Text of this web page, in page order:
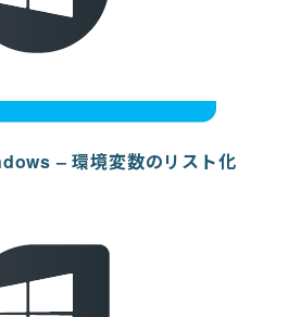
– 環境変数のリスト化